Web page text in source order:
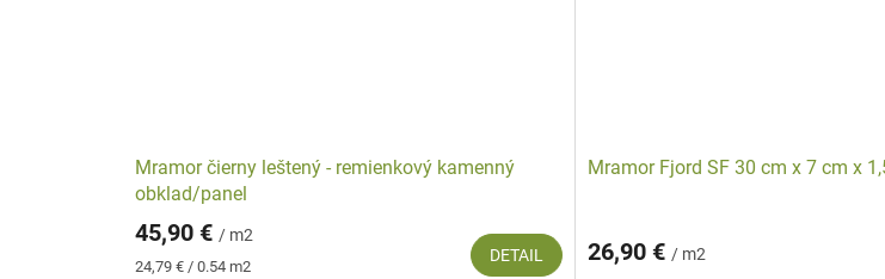
Mramor čierny leštený - remienkový kamenný
obklad/panel
45,90 € / m2
Jednotková
24,79 € / 0.54 m2
DETAIL
Mramor Fjord SF 30 cm x 7 cm x
26,90 €/ m2